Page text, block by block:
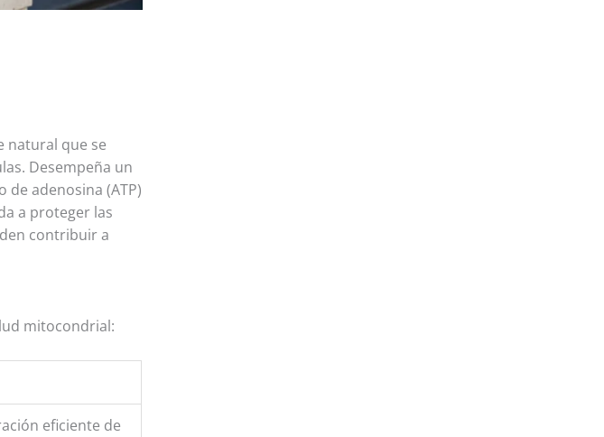
natural que se
Desempeña un
adenosina (ATP)
a proteger las
contribuir a
mitocondrial:
eficiente de